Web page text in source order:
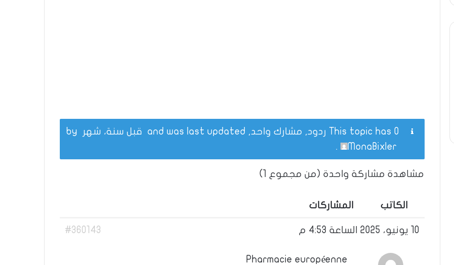
This topic has 0 ردود, مشارك واحد, and was last updated قبل سنة، شهر
MonaBixler
.
مشاهدة مشاركة واحدة (من مجموع 1)
الكاتب المشاركات
10 يونيو، 2025 الساعة 4:53 م #360143
Pharmacie européenne